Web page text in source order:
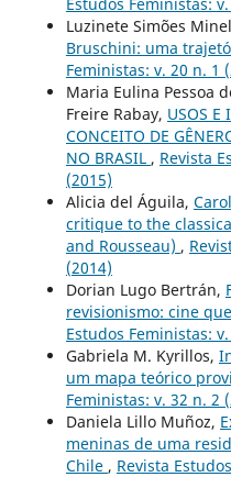
Luzinete Simões
Bruschini: uma
Feministas: v. 20 n. 1
Maria Eulina Pessoa
Freire Rabay, USOS E
CONCEITO DE
NO BRASIL , Revista
(2015)
Alicia del Águila,
critique to the
and Rousseau) ,
(2014)
Dorian Lugo Bertrán,
revisionismo: cine
Estudos Feministas:
Gabriela M. Kyrillos,
um mapa teórico
Feministas: v. 32 n. 2
Daniela Lillo Muñoz,
meninas de uma
Chile , Revista